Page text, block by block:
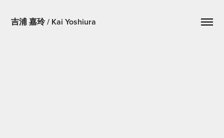
吉浦 嘉玲 / Kai Yoshiura